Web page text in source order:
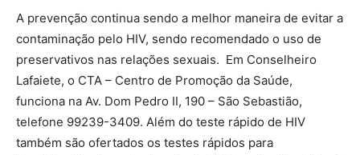
A prevenção continua sendo a melhor maneira de evitar a
contaminação pelo HIV, sendo recomendado o uso de
preservativos nas relações sexuais. Em Conselheiro
Lafaiete, o CTA – Centro de Promoção da Saúde,
funciona na Av. Dom Pedro II, 190 – São Sebastião,
telefone 99239-3409. Além do teste rápido de HIV
também são ofertados os testes rápidos para